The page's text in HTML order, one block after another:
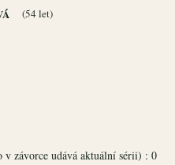
(54 let)
závorce udává aktuální sérii) : 0